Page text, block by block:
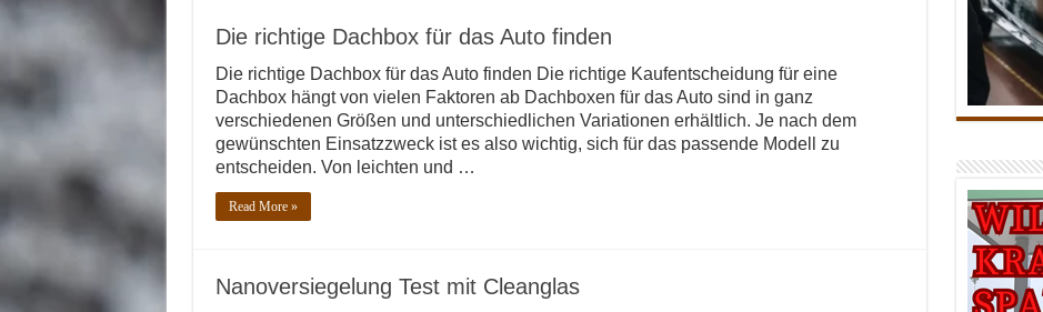
Die richtige Dachbox für das Auto finden
Die richtige Dachbox für das Auto finden Die richtige Kaufentscheidung für eine
Dachbox hängt von vielen Faktoren ab Dachboxen für das Auto sind in ganz
verschiedenen Größen und unterschiedlichen Variationen erhältlich. Je nach dem
gewünschten Einsatzzweck ist es also wichtig, sich für das passende Modell zu
entscheiden. Von leichten und …
Read More »
Nanoversiegelung Test mit Cleanglas